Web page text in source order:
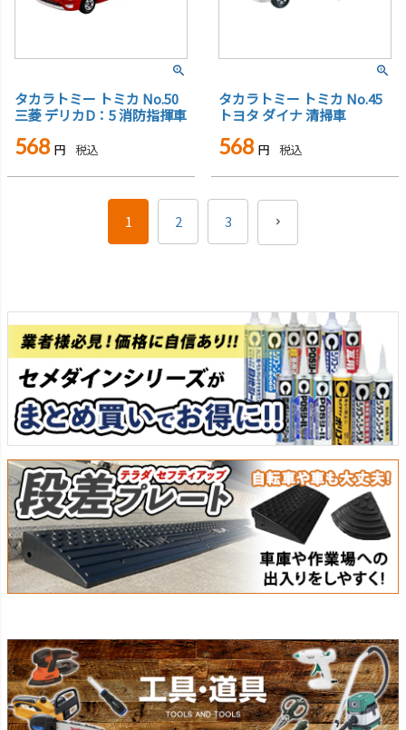
タカラトミー トミカ No.50
三菱 デリカD：5 消防指揮車
568 税込
タカラトミー トミカ No.45
トヨタ ダイナ 清掃車
568 税込
1 2 3